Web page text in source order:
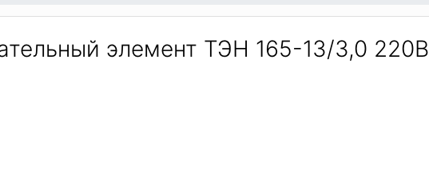
элемент ТЭН 165-13/3,0 220В